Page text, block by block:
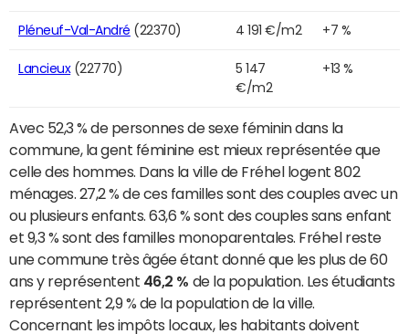
Pléneuf-Val-André (22370) 4 191 €/m2 +7 %
Lancieux(22770)
5 147
€/m2
+13 %
Avec 52,3 % de personnes de sexe féminin dans la
commune, la gent féminine est mieux représentée que
celle des hommes. Dans la ville de Fréhel logent 802
ménages. 27,2 % de ces familles sont des couples avec un
ou plusieurs enfants. 63,6 % sont des couples sans enfant
et 9,3 % sont des familles monoparentales. Fréhel reste
une commune très âgée étant donné que les plus de 60
ans y représentent 46,2 % de la population. Les étudiants
représentent 2,9 % de la population de la ville.
Concernant les impôts locaux, les habitants doivent